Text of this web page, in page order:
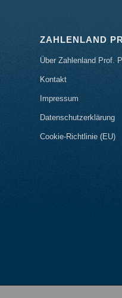
ZAHLENLAND
Über Zahlenland Prof.
Kontakt
Impressum
Datenschutzerklärung
Cookie-Richtlinie (EU)